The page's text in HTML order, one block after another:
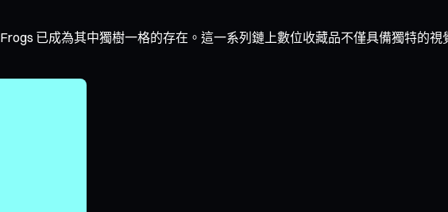
Frogs 已成為其中獨樹一格的存在。這一系列鏈上數位收藏品不僅具備獨特的